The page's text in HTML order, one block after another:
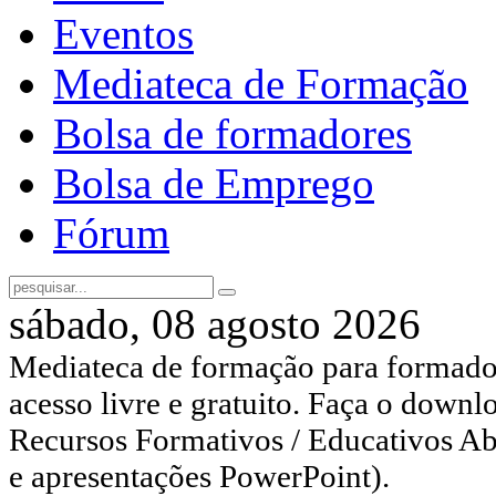
Eventos
Mediateca de Formação
Bolsa de formadores
Bolsa de Emprego
Fórum
sábado, 08 agosto 2026
Mediateca de formação para
acesso livre e gratuito. Faça o
Recursos Formativos / Educativos
e apresentações PowerPoint).